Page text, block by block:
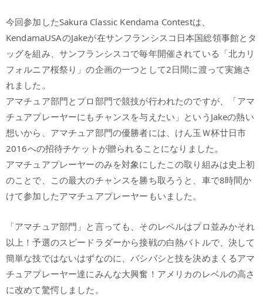
今回参加したSakura Classic Kendama Contestは、
KendamaUSAのJakeが在サンフランシスコ日本国総領事館とタ
ッグを組み、サンフランシスコで毎年開催されている「北カリ
フォルニア桜祭り」の企画の一つとして2日間に渡って実施さ
れました。
アマチュア部門とプロ部門で競技が行われたのですが、「アマ
チュアプレーヤーにもチャンスを与えたい」というJakeの熱い
想いから、アマチュア部門の優勝者には、けん玉Ｗ杯廿日市
2016への招待チケットが贈られることになりました。
アマチュアプレーヤーのみを対象にしたこの取り組みは史上初
のことで、この最大のチャンスを勝ち取ろうと、車で8時間か
けて参加したアマチュアプレーヤーもいました。
「アマチュア部門」と言っても、そのレベルはプロ並みかそれ
以上！予選のスピードラダーから接戦の白熱バトルで、決して
簡単な技ではないはずなのに、バシバシと技を決めまくるアマ
チュアプレーヤー達にみんな大興奮！アメリカのレベルの高さ
に改めて驚愕しました。